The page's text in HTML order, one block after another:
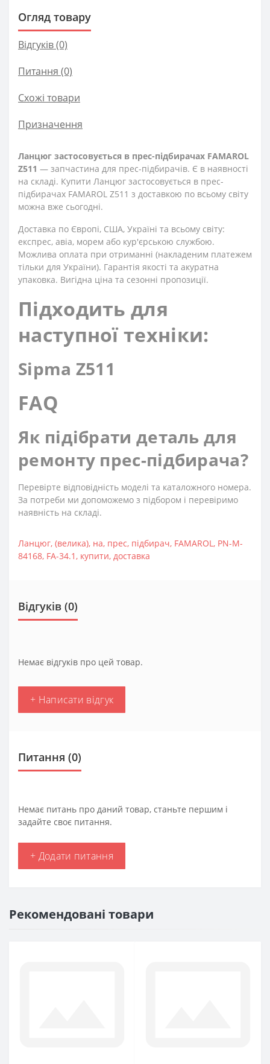
Огляд товару
Відгуків (0)
Питання (0)
Схожі товари
Призначення
Ланцюг застосовується в прес-підбирачах FAMAROL
Z511 — запчастина для прес-підбирачів. Є в наявності
на складі. Купити Ланцюг застосовується в прес-
підбирачах FAMAROL Z511 з доставкою по всьому світу
можна вже сьогодні.
Доставка по Європі, США, Україні та всьому світу:
експрес, авіа, морем або кур'єрською службою.
Можлива оплата при отриманні (накладеним платежем
тільки для України). Гарантія якості та акуратна
упаковка. Вигідна ціна та сезонні пропозиції.
Підходить для
наступної техніки:
Sipma Z511
FAQ
Як підібрати деталь для
ремонту прес-підбирача?
Перевірте відповідність моделі та каталожного номера.
За потреби ми допоможемо з підбором і перевіримо
наявність на складі.
Ланцюг, (велика), на, прес, підбирач, FAMAROL, PN-M-
84168, FA-34.1, купити, доставка
Відгуків (0)
Немає відгуків про цей товар.
+ Написати відгук
Питання (0)
Немає питань про даний товар, станьте першим і
задайте своє питання.
+ Додати питання
Рекомендовані товари